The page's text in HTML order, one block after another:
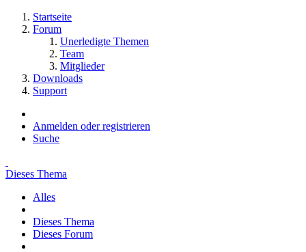
Startseite
Forum
Unerledigte Themen
Team
Mitglieder
Downloads
Support
Anmelden oder registrieren
Suche
Dieses Thema
Alles
Dieses Thema
Dieses Forum